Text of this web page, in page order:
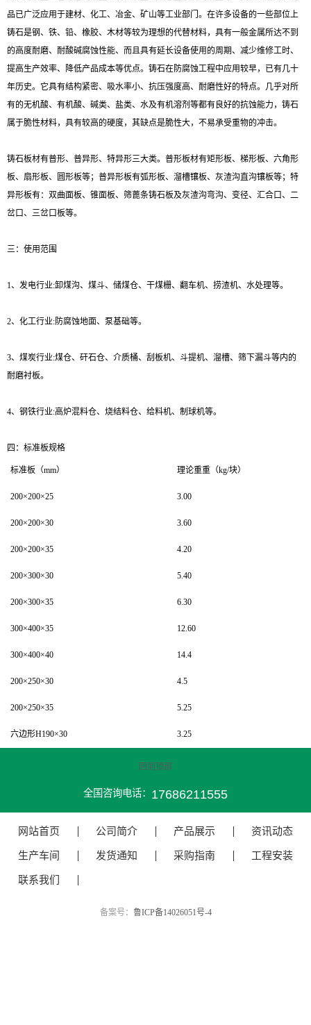
品已广泛应用于建材、化工、冶金、矿山等工业部门。在许多设备的一些部位上
铸石是钢、铁、铅、橡胶、木材等较为理想的代替材料，具有一般金属所达不到
的高度耐磨、耐酸碱腐蚀性能、而且具有延长设备使用的周期、减少维修工时、
提高生产效率、降低产品成本等优点。铸石在防腐蚀工程中应用较早，已有几十
年历史。它具有结构紧密、吸水率小、抗压强度高、耐磨性好的特点。几乎对所
有的无机酸、有机酸、碱类、盐类、水及有机溶剂等都有良好的抗蚀能力，铸石
属于脆性材料，具有较高的硬度，其缺点是脆性大，不易承受重物的冲击。
铸石板材有普形、普异形、特异形三大类。普形板材有矩形板、梯形板、六角形
板、扇形板、圆形板等；普异形板有弧形板、溜槽镶板、灰渣沟直沟镶板等；特
异形板有：双曲面板、锥面板、筛蓖条铸石板及灰渣沟弯沟、变径、汇合口、二
岔口、三岔口板等。
三：使用范围
1、发电行业:卸煤沟、煤斗、储煤仓、干煤栅、翻车机、捞渣机、水处理等。
2、化工行业:防腐蚀地面、泵基础等。
3、煤炭行业:煤仓、矸石仓、介质桶、刮板机、斗提机、溜槽、筛下漏斗等内的
耐磨衬板。
4、钢铁行业:高炉混料仓、烧结料仓、给料机、制球机等。
四：标准板规格
标准板（mm） 理论重重（kg/块）
200×200×25 3.00
200×200×30 3.60
200×200×35 4.20
200×300×30 5.40
200×300×35 6.30
300×400×35 12.60
300×400×40 14.4
200×250×30 4.5
200×250×35 5.25
六边形H190×30 3.25
回到顶部
全国咨询电话： 17686211555
网站首页 公司简介 产品展示 资讯动态
生产车间 发货通知 采购指南 工程安装
联系我们
备案号： 鲁ICP备14026051号-4